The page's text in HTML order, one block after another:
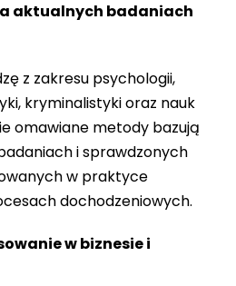
aktualnych badaniach
z zakresu psychologii,
kryminalistyki oraz nauk
omawiane metody bazują
i sprawdzonych
w praktyce
dochodzeniowych.
w biznesie i